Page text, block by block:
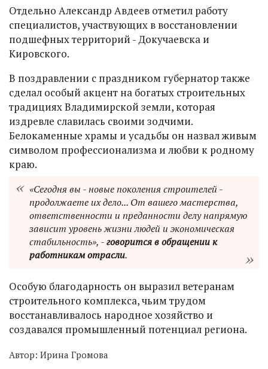
Отдельно Александр Авдеев отметил работу
специалистов, участвующих в восстановлении
подшефных территорий - Докучаевска и
Кировского.
В поздравлении с праздником губернатор также
сделал особый акцент на богатых строительных
традициях Владимирской земли, которая
издревле славилась своими зодчими.
Белокаменные храмы и усадьбы он назвал живым
символом профессионализма и любви к родному
краю.
«Сегодня вы - новые поколения строителей -
продолжаете их дело... От вашего мастерства,
ответственности и преданности делу напрямую
зависит уровень жизни людей и экономическая
стабильность», -говорится в обращении к
работникам отрасли.
Особую благодарность он выразил ветеранам
строительного комплекса, чьим трудом
восстанавливалось народное хозяйство и
создавался промышленный потенциал региона.
Автор: Ирина Громова